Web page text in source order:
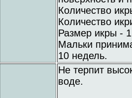
Количество
Количество
Размер икры -
Мальки
10 недель.
Не терпит
воде.